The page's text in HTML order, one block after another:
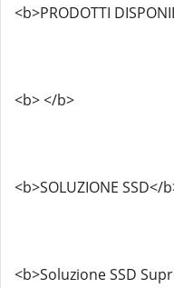
<b>PRODOTTI
<b> </b>
<b>SOLUZIONE SSD</
<b>Soluzione SSD